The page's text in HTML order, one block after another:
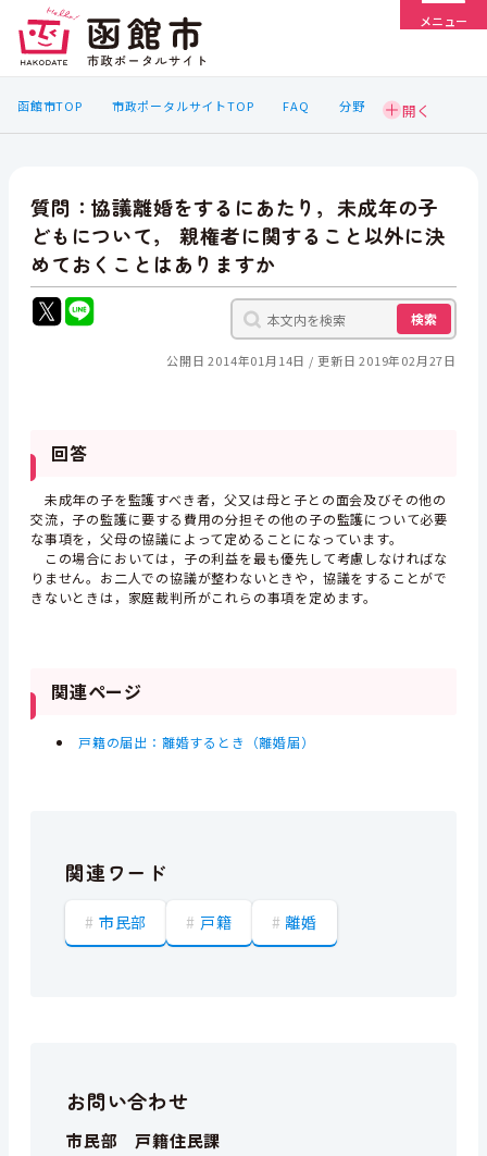
メニュー
函館市TOP 市政ポータルサイトTOP FAQ 分野
質問：協議離婚をするにあたり，未成年の子
どもについて， 親権者に関すること以外に決
めておくことはありますか
検索
公開日 2014年01月14日 更新日 2019年02月27日
回答
未成年の子を監護すべき者，父又は母と子との面会及びその他の
交流，子の監護に要する費用の分担その他の子の監護について必要
な事項を，父母の協議によって定めることになっています。
この場合においては，子の利益を最も優先して考慮しなければな
りません。お二人での協議が整わないときや，協議をすることがで
きないときは，家庭裁判所がこれらの事項を定めます。
関連ページ
戸籍の届出：離婚するとき（離婚届）
関連ワード
市民部 戸籍 離婚
お問い合わせ
市民部 戸籍住民課